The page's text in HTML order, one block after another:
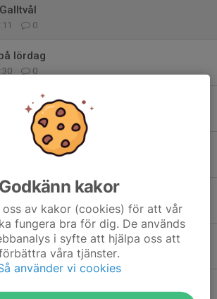
0
lördag
0
på lördag
0
som vanligt!
Galltvål Tvättmedel
0
helg
1
Godkänn kakor
oss av kakor (cookies) för att vår
fungera bra för dig. De används
i syfte att hjälpa oss att
våra tjänster.
använder vi cookies